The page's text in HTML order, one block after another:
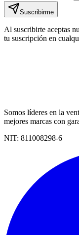
Suscribirme
Al suscribirte aceptas
tu suscripción en
Somos líderes en la
mejores marcas con
NIT: 811008298-6